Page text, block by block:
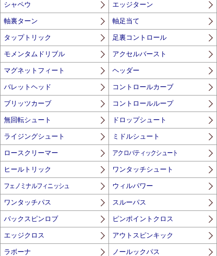
シャペウ エッジターン
軸裏ターン 軸足当て
タップトリック 足裏コントロール
モメンタムドリブル アクセルバースト
マグネットフィート ヘッダー
バレットヘッド コントロールカーブ
ブリッツカーブ コントロールループ
無回転シュート ドロップシュート
ライジングシュート ミドルシュート
ロースクリーマー アクロバティックシュート
ヒールトリック ワンタッチシュート
フェノミナルフィニッシュ ウィルパワー
ワンタッチパス スルーパス
バックスピンロブ ピンポイントクロス
エッジクロス アウトスピンキック
ラボーナ ノールックパス